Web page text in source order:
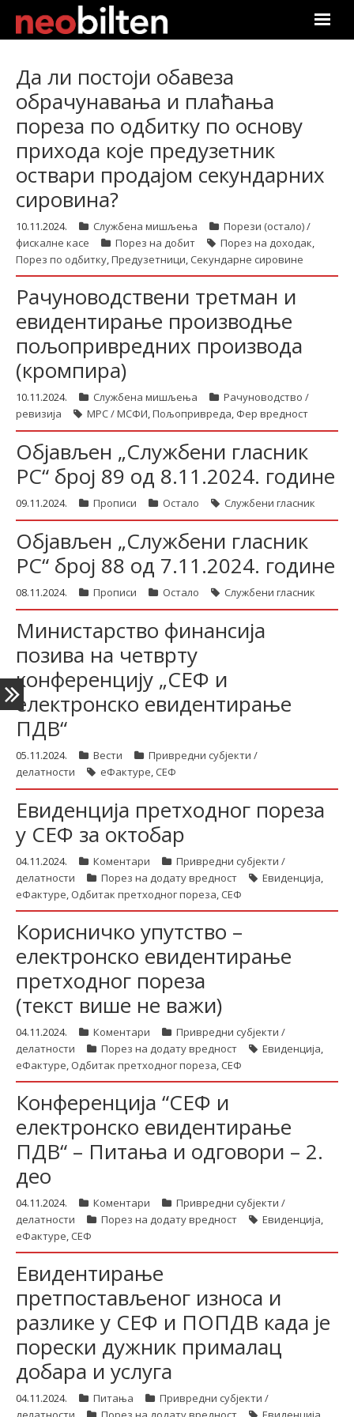
Претрага
Актуелно
Подаци
Линкови
О нама
Претплата
Пријава
latinica
Да ли постоји обавеза
обрачунавања и плаћања
пореза по одбитку по основу
прихода које предузетник
оствари продајом секундарних
сировина?
10.11.2024. Службена мишљења
Порези (остало) /
фискалне касе
Порез на добит Порез на доходак,
Порез по одбитку,Предузетници, Секундарне сировине
Рачуноводствени третман и
евидентирање производње
пољопривредних производа
(кромпира)
10.11.2024. Службена мишљења
Рачуноводство /
ревизија
МРС / МСФИ,Пољопривреда, Фер вредност
Објављен „Службени гласник
РС“ број 89 од 8.11.2024. године
09.11.2024. Прописи Остало Службени гласник
Објављен „Службени гласник
РС“ број 88 од 7.11.2024. године
08.11.2024. Прописи Остало Службени гласник
Министарство финансија
позива на четврту
конференцију „СЕФ и
електронско евидентирање
ПДВ“
05.11.2024. Вести
Привредни субјекти /
делатности
еФактуре, СЕФ
Евиденција претходног пореза
у СЕФ за октобар
04.11.2024. Коментари
Привредни субјекти /
делатности
Порез на додату вредност Евиденција,
еФактуре, Одбитак претходног пореза, СЕФ
Корисничко упутство –
електронско евидентирање
претходног пореза
(текст више не важи)
04.11.2024. Коментари
Привредни субјекти /
делатности
Порез на додату вредност Евиденција,
еФактуре, Одбитак претходног пореза, СЕФ
Конференција “СЕФ и
електронско евидентирање
ПДВ“ – Питања и одговори – 2.
део
04.11.2024. Коментари
Привредни субјекти /
делатности
Порез на додату вредност Евиденција,
еФактуре, СЕФ
Евидентирање
претпостављеног износа и
разлике у СЕФ и ПОПДВ када је
порески дужник прималац
добара и услуга
04.11.2024. Питања
Привредни субјекти /